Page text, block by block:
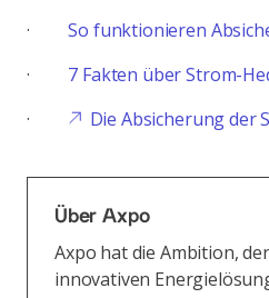
·So funktionieren
· 7 Fakten über Strom-
·
Die Absicherung der
Über Axpo
Axpo hat die Ambition,
innovativen